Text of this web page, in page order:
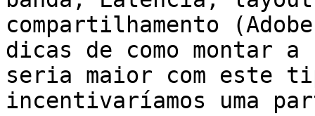
compartilhamento
dicas de como montar a
seria maior com este
incentivaríamos uma